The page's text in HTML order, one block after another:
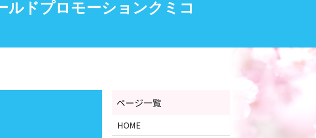
ドプロモーションクミコ
HOME